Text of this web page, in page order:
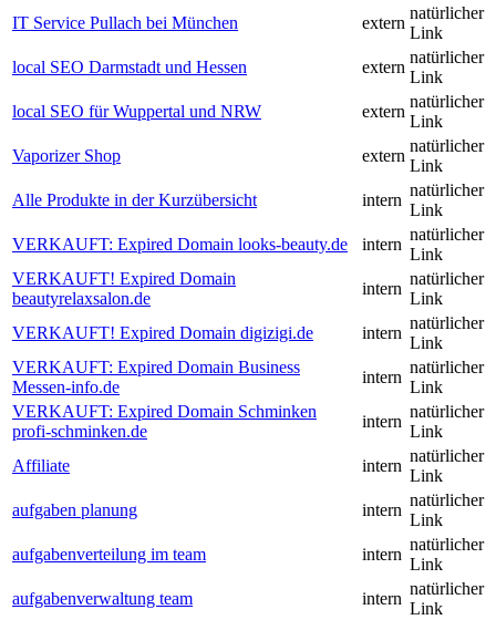
IT Service Pullach bei München
extern
natürlicher
Link
local SEO Darmstadt und Hessen
extern
natürlicher
Link
local SEO für Wuppertal und NRW
extern
natürlicher
Link
Vaporizer Shop
extern
natürlicher
Link
Alle Produkte in der Kurzübersicht
intern
natürlicher
Link
VERKAUFT: Expired Domain looks-beauty.de
intern
natürlicher
Link
VERKAUFT! Expired Domain
beautyrelaxsalon.de
intern
natürlicher
Link
VERKAUFT! Expired Domain digizigi.de
intern
natürlicher
Link
VERKAUFT: Expired Domain Business
Messen-info.de
intern
natürlicher
Link
VERKAUFT: Expired Domain Schminken
profi-schminken.de
intern
natürlicher
Link
Affiliate
intern
natürlicher
Link
aufgaben planung
intern
natürlicher
Link
aufgabenverteilung im team
intern
natürlicher
Link
aufgabenverwaltung team
intern
natürlicher
Link